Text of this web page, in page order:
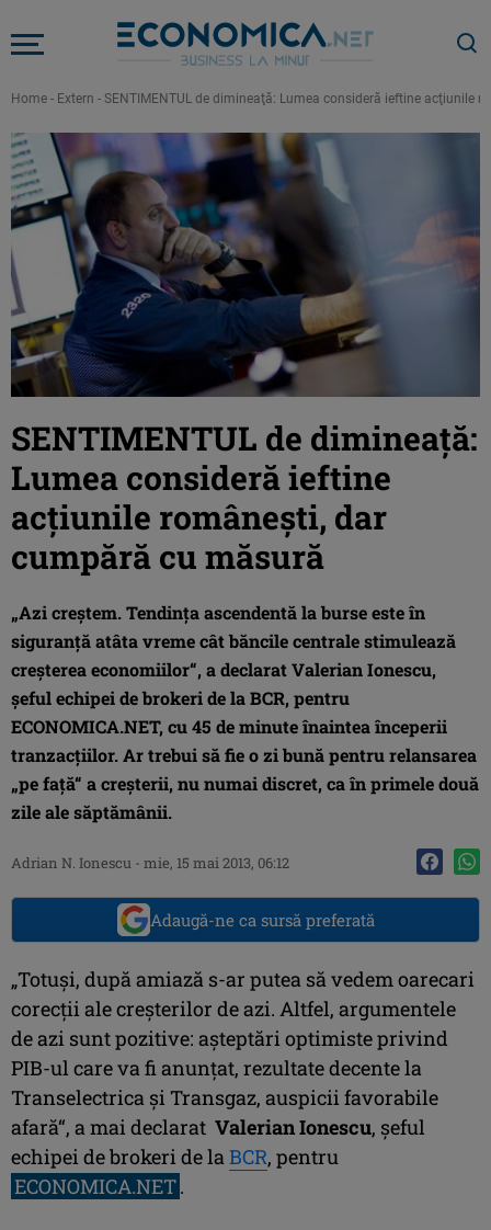
Home - Extern - SENTIMENTUL de dimineaţă: Lumea consideră ieftine acţiunile
SENTIMENTUL de dimineaţă:
Lumea consideră ieftine
acţiunile româneşti, dar
cumpără cu măsură
„Azi creştem. Tendinţa ascendentă la burse este în
siguranţă atâta vreme cât băncile centrale stimulează
creşterea economiilor“, a declarat Valerian Ionescu,
şeful echipei de brokeri de la BCR, pentru
ECONOMICA.NET, cu 45 de minute înaintea începerii
tranzacţiilor. Ar trebui să fie o zi bună pentru relansarea
„pe faţă“ a creşterii, nu numai discret, ca în primele două
zile ale săptămânii.
Adrian N. Ionescu - mie, 15 mai 2013, 06:12
Adaugă-ne ca sursă preferată
„Totuşi, după amiază s-ar putea să vedem oarecari
corecţii ale creşterilor de azi. Altfel, argumentele
de azi sunt pozitive: aşteptări optimiste privind
PIB-ul care va fi anunţat, rezultate decente la
Transelectrica şi Transgaz, auspicii favorabile
afară“, a mai declarat Valerian Ionescu, şeful
echipei de brokeri de laBCR, pentru
ECONOMICA.NET.